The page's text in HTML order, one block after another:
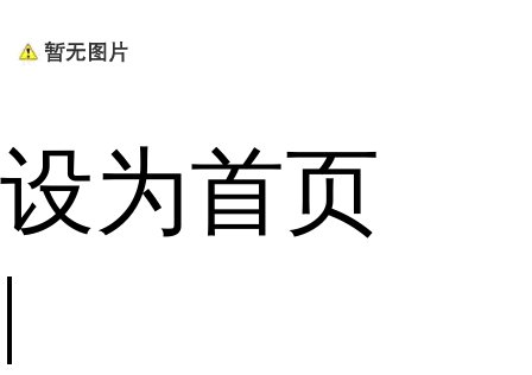
设为首页
|